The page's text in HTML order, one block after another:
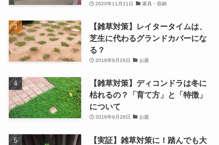
2020年11月21日 家具・収納
【雑草対策】レイタータイムは、
芝生に代わるグランドカバーにな
る？
2016年9月26日 お庭
【雑草対策】ディコンドラは冬に
枯れるの？「育て方」と「特徴」
について
2016年9月28日 お庭
【実証】雑草対策に！踏んでも大